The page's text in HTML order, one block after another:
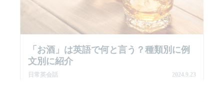
「お酒」は英語で何と言う？種類別に例
文別に紹介
日常英会話 2024.9.23